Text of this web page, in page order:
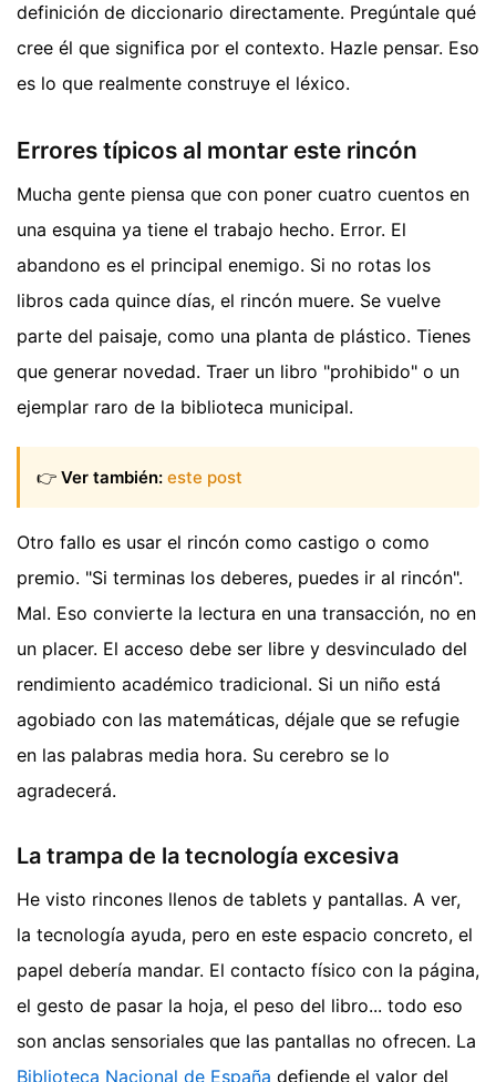
definición de diccionario directamente. Pregúntale qué
cree él que significa por el contexto. Hazle pensar. Eso
es lo que realmente construye el léxico.
Errores típicos al montar este rincón
Mucha gente piensa que con poner cuatro cuentos en
una esquina ya tiene el trabajo hecho. Error. El
abandono es el principal enemigo. Si no rotas los
libros cada quince días, el rincón muere. Se vuelve
parte del paisaje, como una planta de plástico. Tienes
que generar novedad. Traer un libro "prohibido" o un
ejemplar raro de la biblioteca municipal.
👉 Ver también: este post
Otro fallo es usar el rincón como castigo o como
premio. "Si terminas los deberes, puedes ir al rincón".
Mal. Eso convierte la lectura en una transacción, no en
un placer. El acceso debe ser libre y desvinculado del
rendimiento académico tradicional. Si un niño está
agobiado con las matemáticas, déjale que se refugie
en las palabras media hora. Su cerebro se lo
agradecerá.
La trampa de la tecnología excesiva
He visto rincones llenos de tablets y pantallas. A ver,
la tecnología ayuda, pero en este espacio concreto, el
papel debería mandar. El contacto físico con la página,
el gesto de pasar la hoja, el peso del libro... todo eso
son anclas sensoriales que las pantallas no ofrecen. La
Biblioteca Nacional de España defiende el valor del